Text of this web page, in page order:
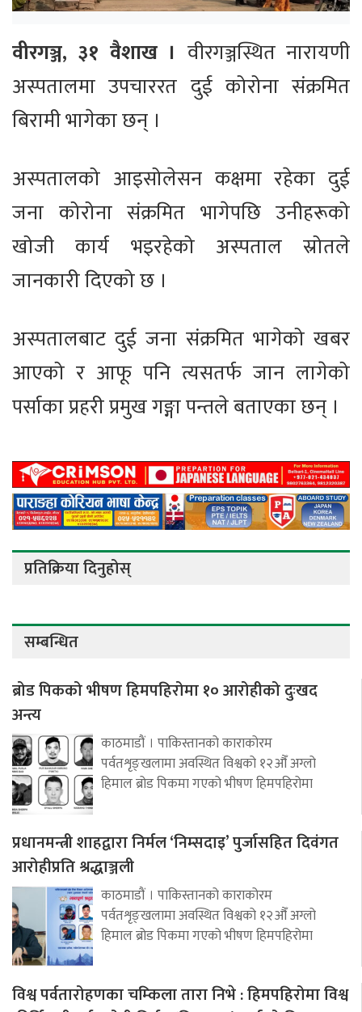
वीरगञ्ज, ३१ वैशाख । वीरगञ्जस्थित नारायणी
अस्पतालमा उपचाररत दुई कोरोना संक्रमित
बिरामी भागेका छन् ।
अस्पतालको आइसोलेसन कक्षमा रहेका दुई
जना कोरोना संक्रमित भागेपछि उनीहरूको
खोजी कार्य भइरहेको अस्पताल स्रोतले
जानकारी दिएको छ ।
अस्पतालबाट दुई जना संक्रमित भागेको खबर
आएको र आफू पनि त्यसतर्फ जान लागेको
पर्साका प्रहरी प्रमुख गङ्गा पन्तले बताएका छन् ।
प्रतिक्रिया दिनुहोस्
सम्बन्धित
ब्रोड पिकको भीषण हिमपहिरोमा १० आरोहीको दुःखद
अन्त्य
काठमाडौं । पाकिस्तानको काराकोरम
पर्वतशृङ्खलामा अवस्थित विश्वको १२औँ अग्लो
हिमाल ब्रोड पिकमा गएको भीषण हिमपहिरोमा
प्रधानमन्त्री शाहद्वारा निर्मल ‘निम्सदाइ’ पुर्जासहित दिवंगत
आरोहीप्रति श्रद्धाञ्जली
काठमाडौं । पाकिस्तानको काराकोरम
पर्वतशृङ्खलामा अवस्थित विश्वको १२औँ अग्लो
हिमाल ब्रोड पिकमा गएको भीषण हिमपहिरोमा
विश्व पर्वतारोहणका चम्किला तारा निभे : हिमपहिरोमा विश्व